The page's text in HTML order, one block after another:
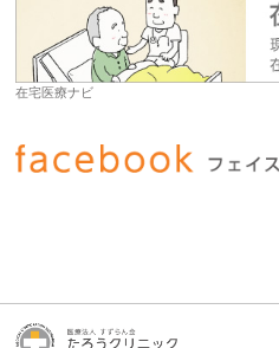
在宅医療ナビ